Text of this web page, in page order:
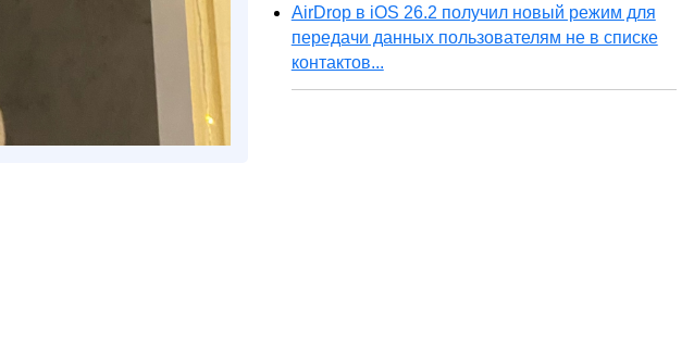
AirDrop в iOS 26.2 получил новый режим для
передачи данных пользователям не в списке
контактов...